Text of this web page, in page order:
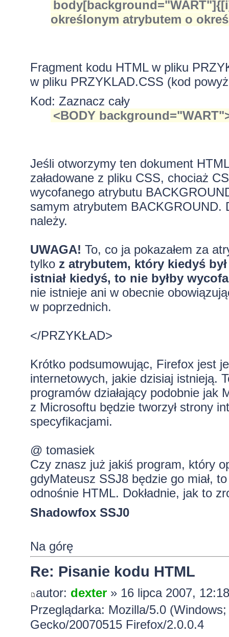
określonym atrybutem o
Fragment kodu HTML w pliku
w pliku PRZYKLAD.CSS (kod
Kod: Zaznacz cały
<BODY
Jeśli otworzymy ten dokument
załadowane z pliku CSS, chociaż
wycofanego atrybutu
samym atrybutem BACKGROUND.
należy.
UWAGA! To, co ja pokazałem za
tylko z atrybutem, który kiedyś
istniał kiedyś, to nie byłby
nie istnieje ani w obecnie
w poprzednich.
</PRZYKŁAD>
Krótko podsumowując, Firefox jest
internetowych, jakie dzisiaj istnieją.
programów działający podobnie
z Microsoftu będzie tworzył strony
specyfikacjami.
@ tomasiek
Czy znasz już jakiś program, który
gdyMateusz SSJ8 będzie go miał,
odnośnie HTML. Dokładnie, jak to
Shadowfox SSJ0
Na górę
Re: Pisanie kodu HTML
autor: dexter» 16 lipca 2007, 12:18
Przeglądarka: Mozilla/5.0
Gecko/20070515 Firefox/2.0.0.4